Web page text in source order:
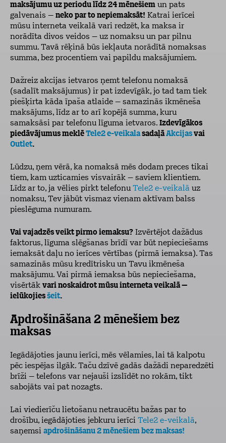
maksājumu uz periodu līdz 24 mēnešiem un pats
galvenais – neko par to nepiemaksāt! Katrai ierīcei
mūsu interneta veikalā vari redzēt, ka maksa ir
norādīta divos veidos – uz nomaksu un par pilnu
summu. Tavā rēķinā būs iekļauta norādītā nomaksas
summa, bez procentiem vai papildu maksājumiem.
Dažreiz akcijas ietvaros ņemt telefonu nomaksā
(sadalīt maksājumus) ir pat izdevīgāk, jo tad tam tiek
piešķirta kāda īpaša atlaide – samazinās ikmēneša
maksājums, līdz ar to arī kopējā summa, kuru
samaksāsi par telefonu līguma ietvaros. Izdevīgākos
piedāvājumus meklēTele2 e-veikalasadaļāAkcijasvai
Outlet.
Lūdzu, ņem vērā, ka nomaksā mēs dodam preces tikai
tiem, kam uzticamies visvairāk – saviem klientiem.
Līdz ar to, ja vēlies pirkt telefonu Tele2 e-veikalā uz
nomaksu, Tev jābūt vismaz vienam aktīvam balss
pieslēguma numuram.
Vai vajadzēs veikt pirmo iemaksu? Izvērtējot dažādus
faktorus, līguma slēgšanas brīdī var būt nepieciešams
iemaksāt daļu no ierīces vērtības (pirmā iemaksa). Tas
samazinās mūsu kredītrisku un Tavu ikmēneša
maksājumu. Vai pirmā iemaksa būs nepieciešama,
visērtāk vari noskaidrot mūsu interneta veikalā –
ielūkojiesšeit.
Apdrošināšana 2 mēnešiem bez
maksas
Iegādājoties jaunu ierīci, mēs vēlamies, lai tā kalpotu
pēc iespējas ilgāk. Taču dzīvē gadās dažādi neparedzēti
brīži – telefons var nejauši izslīdēt no rokām, tikt
sabojāts vai pat nozagts.
Lai viedierīču lietošanu netraucētu bažas par to
drošību, iegādājoties jebkuru ierīci Tele2 e-veikalā,
saņemsi apdrošināšanu 2 mēnešiem bez maksas!